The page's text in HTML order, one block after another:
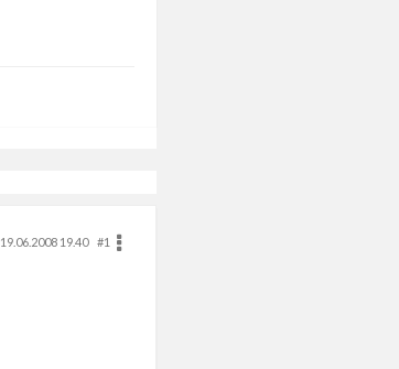
19.06.2008 19.40
#1